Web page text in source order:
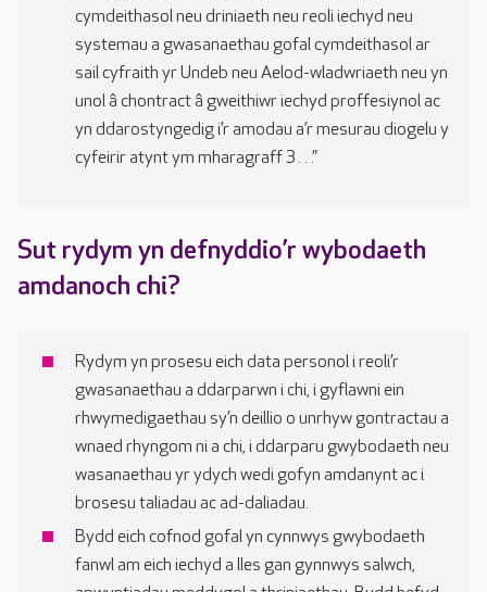
cymdeithasol neu driniaeth neu reoli iechyd neu
systemau a gwasanaethau gofal cymdeithasol ar
sail cyfraith yr Undeb neu Aelod-wladwriaeth neu yn
unol â chontract â gweithiwr iechyd proffesiynol ac
yn ddarostyngedig i’r amodau a’r mesurau diogelu y
cyfeirir atynt ym mharagraff 3…”
Sut rydym yn defnyddio’r wybodaeth
amdanoch chi?
Rydym yn prosesu eich data personol i reoli’r
gwasanaethau a ddarparwn i chi, i gyflawni ein
rhwymedigaethau sy’n deillio o unrhyw gontractau a
wnaed rhyngom ni a chi, i ddarparu gwybodaeth neu
wasanaethau yr ydych wedi gofyn amdanynt ac i
brosesu taliadau ac ad-daliadau.
Bydd eich cofnod gofal yn cynnwys gwybodaeth
fanwl am eich iechyd a lles gan gynnwys salwch,